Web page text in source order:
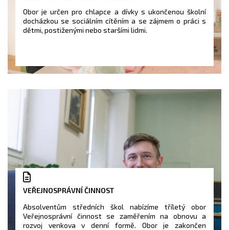
Obor je určen pro chlapce a dívky s ukončenou školní
docházkou se sociálním cítěním a se zájmem o práci s
dětmi, postiženými nebo staršími lidmi.
VEŘEJNOSPRÁVNÍ ČINNOST
Absolventům středních škol nabízíme tříletý obor
Veřejnosprávní činnost se zaměřením na obnovu a
rozvoj venkova v denní formě. Obor je zakončen